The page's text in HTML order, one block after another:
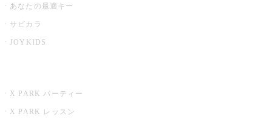
あなたの最適キー
サビカラ
JOYKIDS
X PARK パーティー
X PARK レッスン